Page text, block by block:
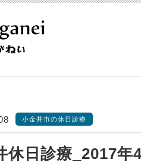
小金井市の休日診療
休日診療_2017年